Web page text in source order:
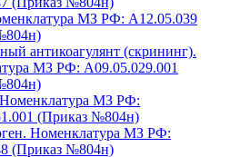
МЗ РФ: A12.05.039
антикоагулянт (скрининг).
МЗ РФ: A09.05.029.001
МЗ РФ:
(Приказ №804н)
Номенклатура МЗ РФ:
(Приказ №804н)